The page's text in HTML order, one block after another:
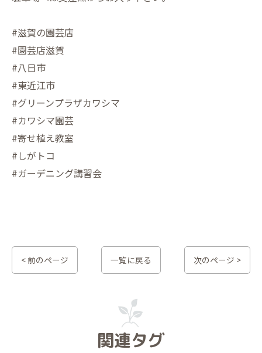
#滋賀の園芸店
#園芸店滋賀
#八日市
#東近江市
#グリーンプラザカワシマ
#カワシマ園芸
#寄せ植え教室
#しがトコ
#ガーデニング講習会
< 前のページ 一覧に戻る 次のページ >
関連タグ